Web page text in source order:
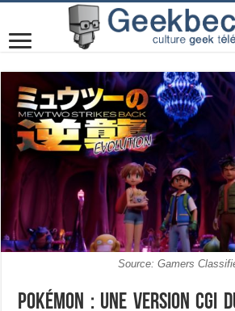
Source: Gamers
Pokémon : une version CGI